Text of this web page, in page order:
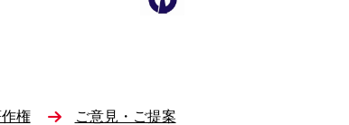
権 ご意見・ご提案